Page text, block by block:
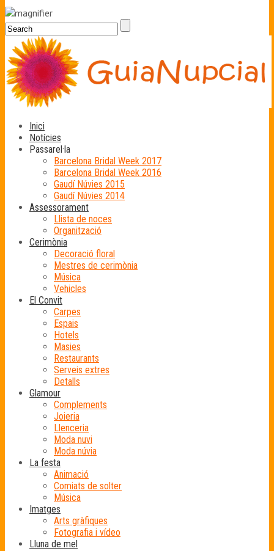
Inici
Notícies
Passarel·la
Barcelona Bridal Week 2017
Barcelona Bridal Week 2016
Gaudí Núvies 2015
Gaudí Núvies 2014
Assessorament
Llista de noces
Organització
Cerimònia
Decoració floral
Mestres de cerimònia
Música
Vehicles
El Convit
Carpes
Espais
Hotels
Masies
Restaurants
Serveis extres
Detalls
Glamour
Complements
Joieria
Llenceria
Moda nuvi
Moda núvia
La festa
Animació
Comiats de solter
Música
Imatges
Arts gràfiques
Fotografia i vídeo
Lluna de mel